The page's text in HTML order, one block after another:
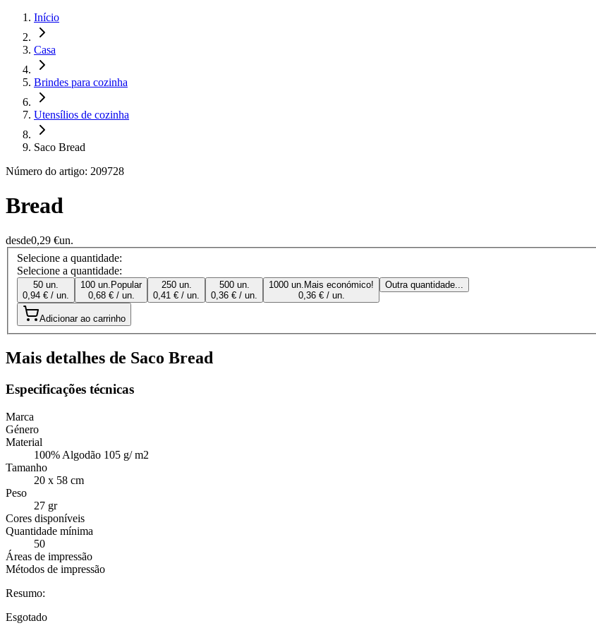
Início
Casa
Brindes para cozinha
Utensílios de cozinha
Saco Bread
Número do artigo: 209728
Bread
desde0,29 €un.
Selecione a quantidade:
Selecione a quantidade:
50 un.
0,94 € / un.
100 un. Popular
0,68 € / un.
250 un.
0,41 € / un.
500 un.
0,36 € / un.
1000 un. Mais económico!
0,36 € / un.
Outra quantidade...
Adicionar ao carrinho
Mais detalhes de Saco Bread
Especificações técnicas
Marca
Género
Material
100% Algodão 105 g/ m2
Tamanho
20 x 58 cm
Peso
27 gr
Cores disponíveis
Quantidade mínima
50
Áreas de impressão
Métodos de impressão
Resumo:
Esgotado